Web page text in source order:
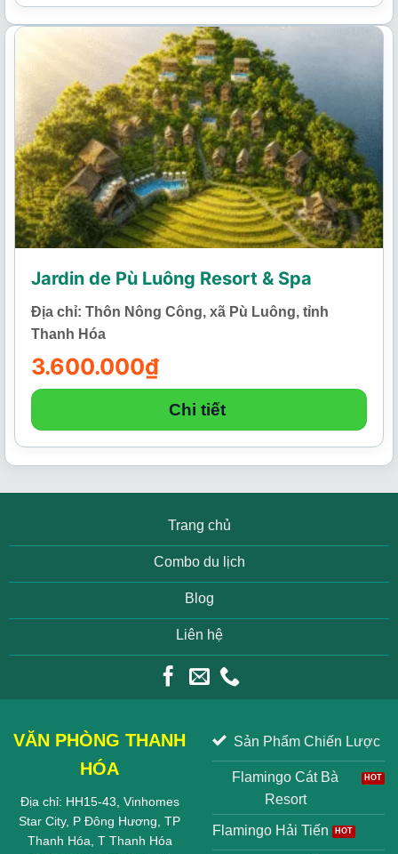
Jardin de Pù Luông Resort & Spa
Địa chỉ: Thôn Nông Công, xã Pù Luông, tỉnh
Thanh Hóa
3.600.000₫
Chi tiết
Trang chủ
Combo du lịch
Blog
Liên hệ
VĂN PHÒNG THANH
HÓA
Địa chỉ: HH15-43, Vinhomes
Star City, P Đông Hương, TP
Thanh Hóa, T Thanh Hóa
Sản Phẩm Chiến Lược
Flamingo Cát Bà
Resort
Flamingo Hải Tiến